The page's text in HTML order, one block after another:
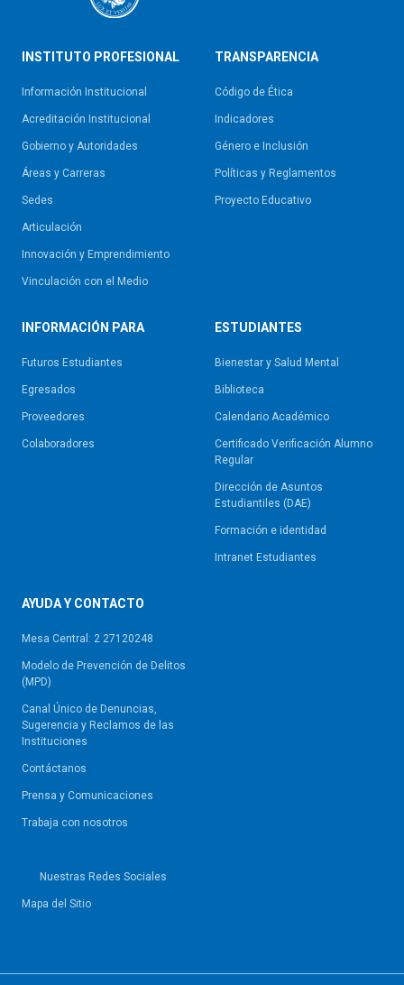
INSTITUTO PROFESIONAL
Información Institucional
Acreditación Institucional
Gobierno y Autoridades​
Áreas y Carreras
Sedes
Articulación
Innovación y Emprendimiento
Vinculación con el Medio
TRANSPARENCIA
Código de Ética
Indicadores
Género e Inclusión
Políticas y Reglamentos​
Proyecto Educativo
INFORMACIÓN PARA
Futuros Estudiantes
Egresados
Proveedores
Colaboradores
ESTUDIANTES
Bienestar y Salud Mental
Biblioteca
Calendario Académico
Certificado Verificación Alumno
Regular
Dirección de Asuntos
Estudiantiles (DAE)
Formación e identidad
Intranet Estudiantes
AYUDA Y CONTACTO
Mesa Central: 2 27120248
Modelo de Prevención de Delitos
(MPD)
Canal Único de Denuncias,
Sugerencia y Reclamos de las
Instituciones
Contáctanos
Prensa y Comunicaciones
Trabaja con nosotros
Nuestras Redes Sociales
Mapa del Sitio